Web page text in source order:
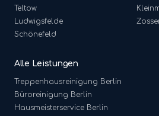
Teltow
Ludwigsfelde
Schönefeld
Alle Leistungen
Treppenhausreinigung Berlin
Büroreinigung Berlin
Hausmeisterservice Berlin